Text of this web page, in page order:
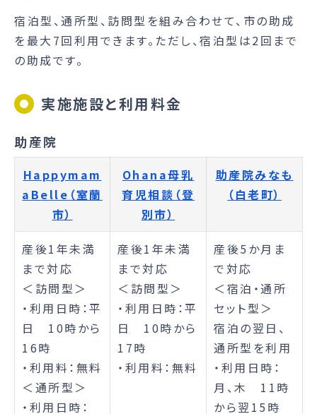
宿泊型、通所型、訪問型を組み合わせて、市の助成
を最大7回利用できます。ただし、宿泊型は2回まで
の助成です。
実施施設と利用料金
助産院
Happymam
aBelle（室蘭
市）
Ohana母乳
育児相談（登
別市）
助産院みなも
（白老町）
産後1年未満
まで対応
＜訪問型＞
・利用日時：平
日 10時から
16時
・利用料：無料
＜通所型＞
・利用日時：
産後1年未満
まで対応
＜訪問型＞
・利用日時：平
日 10時から
17時
・利用料：無料
産後5か月ま
で対応
＜宿泊・通所
セット型＞
宿泊の翌日、
通所型を利用
・利用日時：
月、木 11時
から翌15時